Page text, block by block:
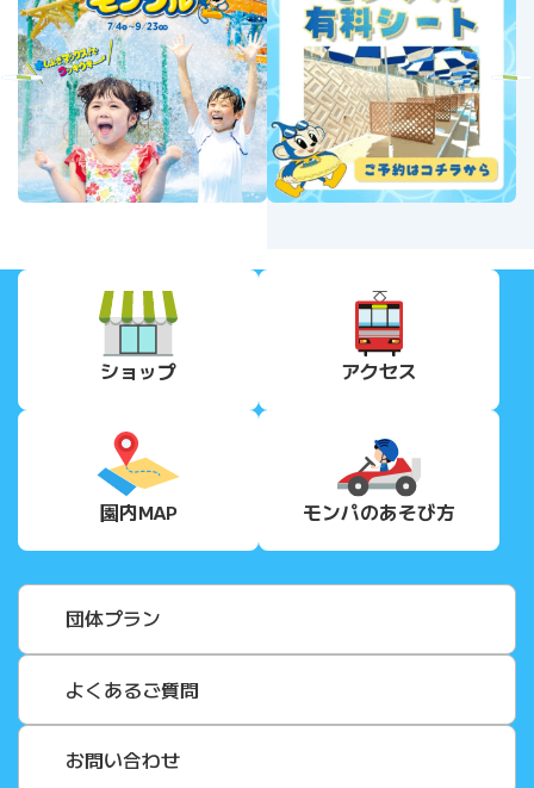
Next
ショップ アクセス
園内MAP モンパのあそび方
団体プラン
よくあるご質問
お問い合わせ